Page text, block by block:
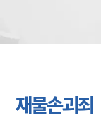
재물손괴죄